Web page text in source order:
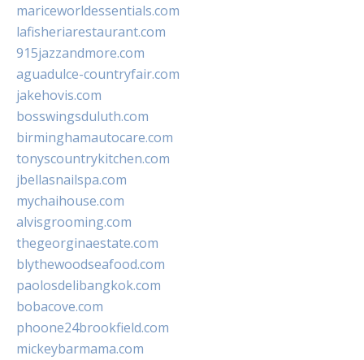
mariceworldessentials.com
lafisheriarestaurant.com
915jazzandmore.com
aguadulce-countryfair.com
jakehovis.com
bosswingsduluth.com
birminghamautocare.com
tonyscountrykitchen.com
jbellasnailspa.com
mychaihouse.com
alvisgrooming.com
thegeorginaestate.com
blythewoodseafood.com
paolosdelibangkok.com
bobacove.com
phoone24brookfield.com
mickeybarmama.com